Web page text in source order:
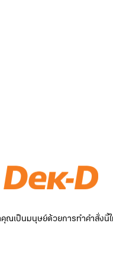
ณเป็นมนุษย์ด้วยการทำคำสั่งนี้ใ